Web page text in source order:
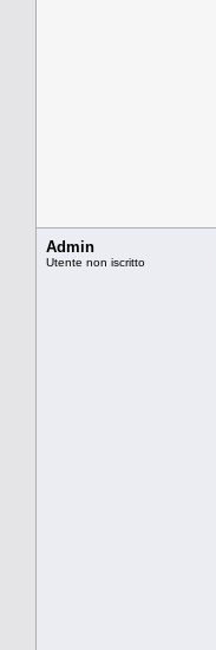
Admin
Utente non iscritto